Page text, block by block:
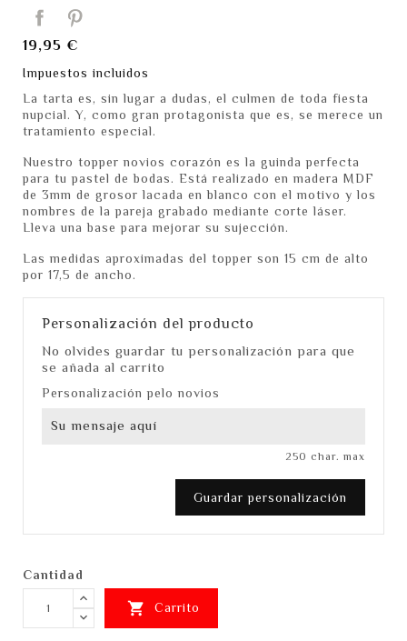
19,95 €
Impuestos incluidos
La tarta es, sin lugar a dudas, el culmen de toda fiesta
nupcial. Y, como gran protagonista que es, se merece un
tratamiento especial.
Nuestro topper novios corazón es la guinda perfecta
para tu pastel de bodas. Está realizado en madera MDF
de 3mm de grosor lacada en blanco con el motivo y los
nombres de la pareja grabado mediante corte láser.
Lleva una base para mejorar su sujección.
Las medidas aproximadas del topper son 15 cm de alto
por 17,5 de ancho.
Personalización del producto
No olvides guardar tu personalización para que
se añada al carrito
Personalización pelo novios
250 char. max
Guardar personalización
Cantidad
 Carrito